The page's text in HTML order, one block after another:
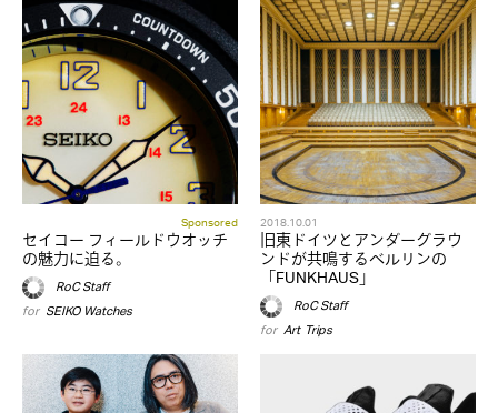
Sponsored
セイコー フィールドウオッチ
の魅力に迫る。
RoC Staff
for SEIKO,Watches
2018.10.01
旧東ドイツとアンダーグラウ
ンドが共鳴するベルリンの
「FUNKHAUS」
RoC Staff
for Art, Trips